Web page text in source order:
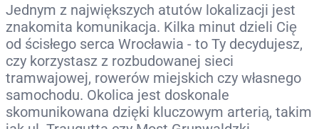
Jednym z największych atutów lokalizacji jest
znakomita komunikacja. Kilka minut dzieli Cię
od ścisłego serca Wrocławia - to Ty decydujesz,
czy korzystasz z rozbudowanej sieci
tramwajowej, rowerów miejskich czy własnego
samochodu. Okolica jest doskonale
skomunikowana dzięki kluczowym arterią, takim